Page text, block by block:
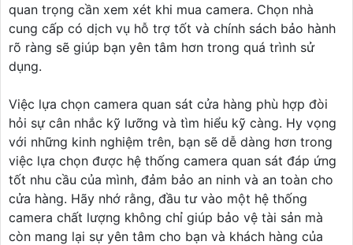
quan trọng cần xem xét khi mua camera. Chọn nhà
cung cấp có dịch vụ hỗ trợ tốt và chính sách bảo hành
rõ ràng sẽ giúp bạn yên tâm hơn trong quá trình sử
dụng.
Việc lựa chọn camera quan sát cửa hàng phù hợp đòi
hỏi sự cân nhắc kỹ lưỡng và tìm hiểu kỹ càng. Hy vọng
với những kinh nghiệm trên, bạn sẽ dễ dàng hơn trong
việc lựa chọn được hệ thống camera quan sát đáp ứng
tốt nhu cầu của mình, đảm bảo an ninh và an toàn cho
cửa hàng. Hãy nhớ rằng, đầu tư vào một hệ thống
camera chất lượng không chỉ giúp bảo vệ tài sản mà
còn mang lại sự yên tâm cho bạn và khách hàng của